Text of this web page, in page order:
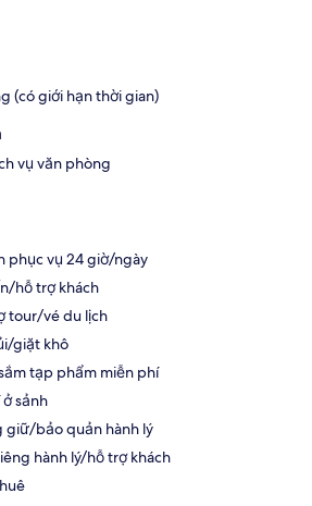
(có giới hạn thời gian)
vụ văn phòng
phục vụ 24 giờ/ngày
hỗ trợ khách
tour/vé du lịch
giặt khô
tạp phẩm miễn phí
sảnh
giữ/bảo quản hành lý
hành lý/hỗ trợ khách